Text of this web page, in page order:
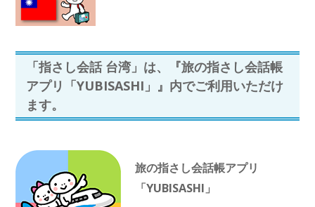
「指さし会話 台湾」は、『旅の指さし会話帳
アプリ「YUBISASHI」』内でご利用いただけ
ます。
旅の指さし会話帳アプリ
「YUBISASHI」